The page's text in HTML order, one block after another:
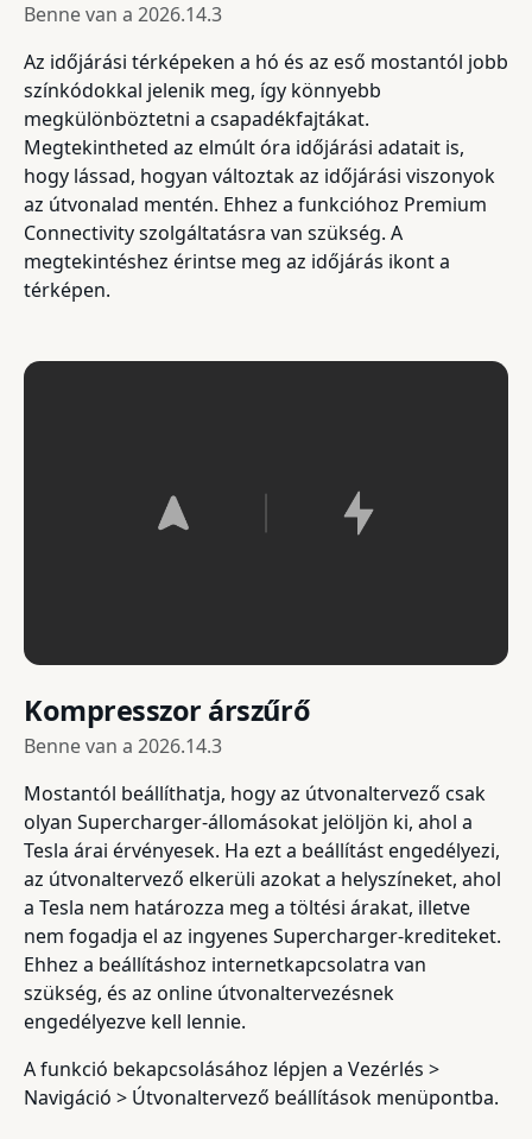
Benne van a 2026.14.3
Az időjárási térképeken a hó és az eső mostantól jobb
színkódokkal jelenik meg, így könnyebb
megkülönböztetni a csapadékfajtákat.
Megtekintheted az elmúlt óra időjárási adatait is,
hogy lássad, hogyan változtak az időjárási viszonyok
az útvonalad mentén. Ehhez a funkcióhoz Premium
Connectivity szolgáltatásra van szükség. A
megtekintéshez érintse meg az időjárás ikont a
térképen.
Kompresszor árszűrő
Benne van a 2026.14.3
Mostantól beállíthatja, hogy az útvonaltervező csak
olyan Supercharger-állomásokat jelöljön ki, ahol a
Tesla árai érvényesek. Ha ezt a beállítást engedélyezi,
az útvonaltervező elkerüli azokat a helyszíneket, ahol
a Tesla nem határozza meg a töltési árakat, illetve
nem fogadja el az ingyenes Supercharger-krediteket.
Ehhez a beállításhoz internetkapcsolatra van
szükség, és az online útvonaltervezésnek
engedélyezve kell lennie.
A funkció bekapcsolásához lépjen a Vezérlés >
Navigáció > Útvonaltervező beállítások menüpontba.